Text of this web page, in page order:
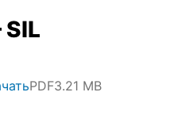
PDF3.21 MB